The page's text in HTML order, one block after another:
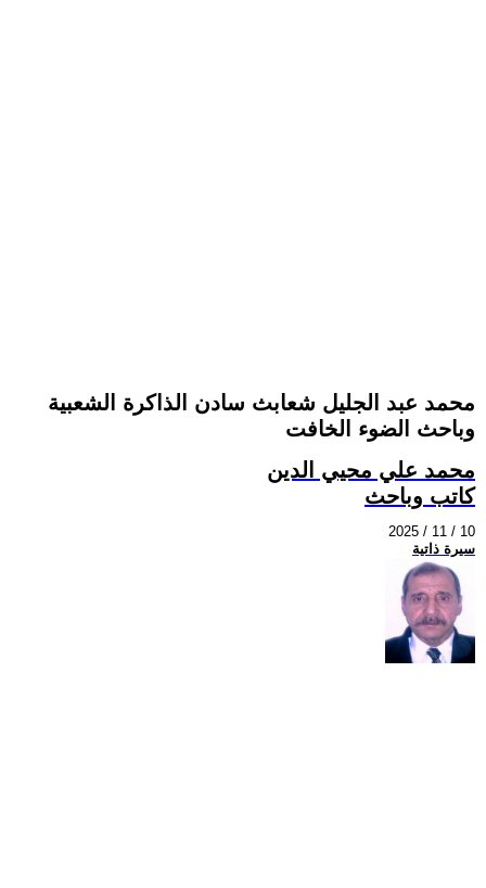
محمد عبد الجليل شعابث سادن الذاكرة الشعبية
وباحث الضوء الخافت
محمد علي محيي الدين
كاتب وباحث
2025 / 11 / 10
سيرة ذاتية